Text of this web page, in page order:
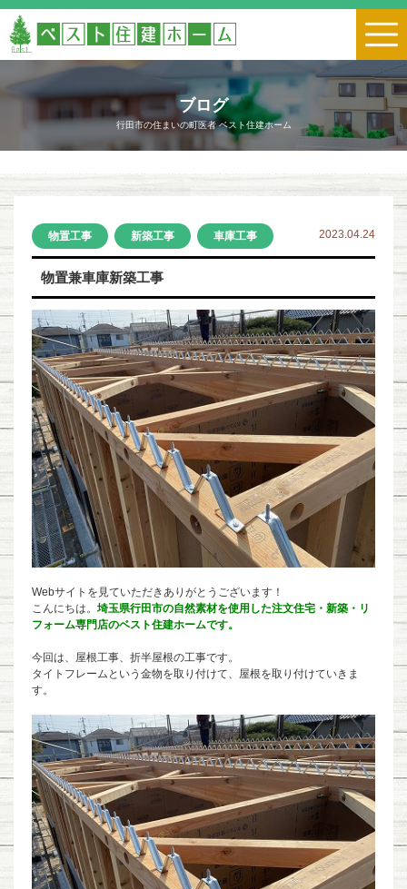
ブログ
行田市の住まいの町医者 ベスト住建ホーム
物置工事 新築工事 車庫工事 2023.04.24
物置兼車庫新築工事
Webサイトを見ていただきありがとうございます！
こんにちは。 埼玉県行田市の自然素材を使用した注文住宅・新築・リ
フォーム専門店のベスト住建ホームです。
今回は、屋根工事、折半屋根の工事です。
タイトフレームという金物を取り付けて、屋根を取り付けていきま
す。